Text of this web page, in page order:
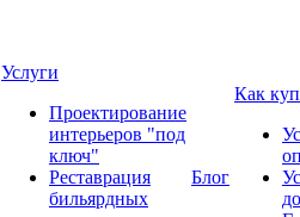
Услуги
Проектирование
интерьеров "под
ключ"
Реставрация
бильярдных
Блог
Как